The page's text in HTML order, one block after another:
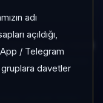
adı
açıldığı,
/ Telegram
gruplara davetler
için resmi
liste halinde